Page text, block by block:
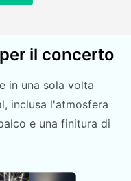
il concerto
in una sola volta
inclusa l'atmosfera
e una finitura di